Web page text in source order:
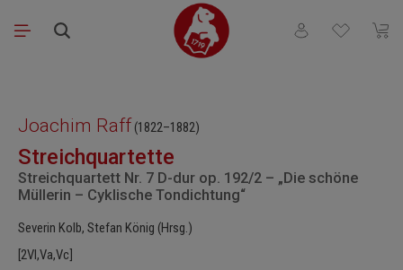
Zum Hauptinhalt springen
Du hast 0
Joachim Raff (1822–1882)
Streichquartette
Streichquartett Nr. 7 D-dur op. 192/2 – „Die schöne
Müllerin – Cyklische Tondichtung“
Severin Kolb, Stefan König (Hrsg.)
[2Vl,Va,Vc]